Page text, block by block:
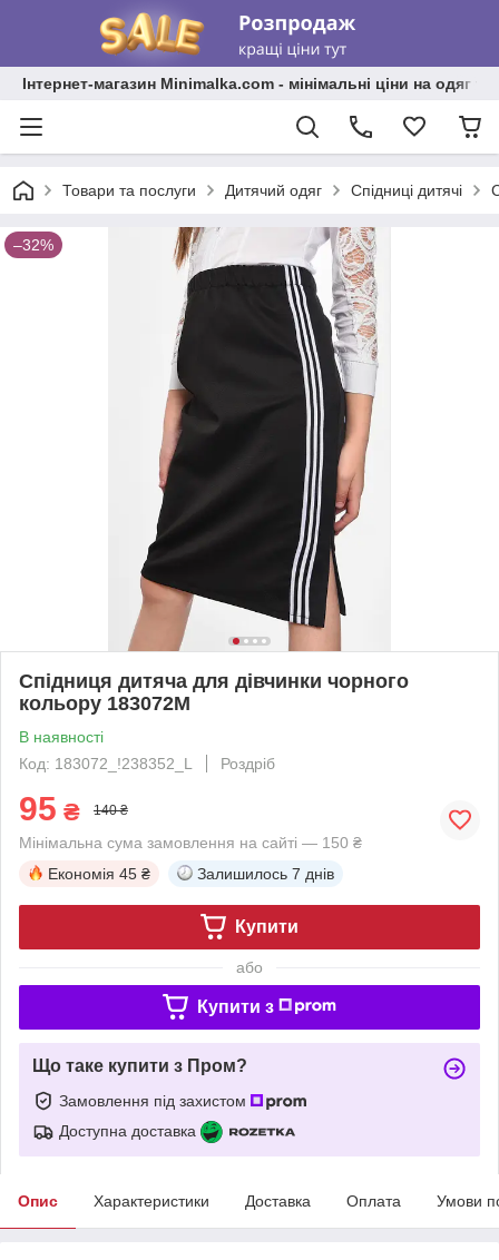
Інтернет-магазин Minimalka.com - мінімальні ціни на одяг
Товари та послуги Дитячий одяг Спідниці дитячі
–32%
Спідниця дитяча для дівчинки чорного
кольору 183072M
В наявності
Код: 183072_!238352_L
Роздріб
95 ₴ 140 ₴
Мінімальна сума замовлення на сайті — 150 ₴
Економія 45 ₴ Залишилось 7 днів
Купити
або
Купити з
Що таке купити з Пром?
Замовлення під захистом
Доступна доставка
Опис Характеристики Доставка Оплата Умови